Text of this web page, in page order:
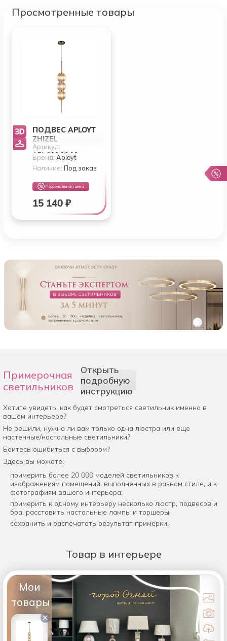
Просмотренные товары
ПОДВЕС APLOYT
ZHIZEL
APL.608.26.03
Артикул:
APL.608.26.03
Бренд:Aployt
Наличие: Под заказ
Персональная цена
15 140 ₽
Примерочная
светильников
Открыть
подробную
инструкцию
Хотите увидеть, как будет смотреться светильник именно в
вашем интерьере?
Не решили, нужна ли вам только одна люстра или еще
настенные/настольные светильники?
Боитесь ошибиться с выбором?
Здесь вы можете:
примерить более 20 000 моделей светильников к
изображениям помещений, выполненных в разном стиле, и к
фотографиям вашего интерьера;
примерить к одному интерьеру несколько люстр, подвесов и
бра, расставить настольные лампы и торшеры;
сохранить и распечатать результат примерки.
Товар в интерьере
Мои
товары
×